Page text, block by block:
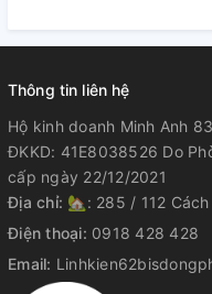
Thông tin liên hệ
Hộ kinh doanh Minh Anh 83
ĐKKD: 41E8038526 Do
cấp ngày 22/12/2021
Địa chỉ: 🏡: 285 / 112
Điện thoại: 0918 428 428
Email: